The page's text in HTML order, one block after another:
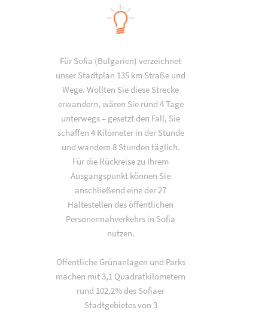
Für Sofia (Bulgarien) verzeichnet
unser Stadtplan 135 km Straße und
Wege. Wollten Sie diese Strecke
erwandern, wären Sie rund 4 Tage
unterwegs – gesetzt den Fall, Sie
schaffen 4 Kilometer in der Stunde
und wandern 8 Stunden täglich.
Für die Rückreise zu Ihrem
Ausgangspunkt können Sie
anschließend eine der 27
Haltestellen des öffentlichen
Personennahverkehrs in Sofia
nutzen.
Öffentliche Grünanlagen und Parks
machen mit 3,1 Quadratkilometern
rund 102,2% des Sofiaer
Stadtgebietes von 3